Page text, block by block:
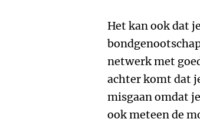
Het kan ook dat
netwerk met
achter komt dat
misgaan omdat
ook meteen de